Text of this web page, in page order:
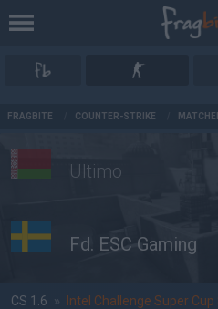
FRAGBITE COUNTER-STRIKE
Ultimo
Fd. ESC Gaming
CS 1.6 » Intel Challenge Super Cup